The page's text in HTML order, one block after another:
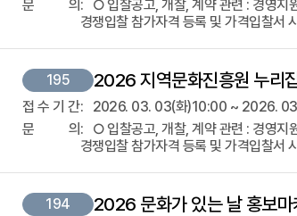
문
의
○ 입찰공고, 개찰, 계약 관련 : 경영
경쟁입찰 참가자격 등록 및 가격입찰
195 2026 지역문화진흥원 누리
접 수 기 간
2026. 03. 03(화)10:00 ~ 2026.
문
의
○ 입찰공고, 개찰, 계약 관련 : 경영
경쟁입찰 참가자격 등록 및 가격입찰
194 2026 문화가 있는 날 홍보마